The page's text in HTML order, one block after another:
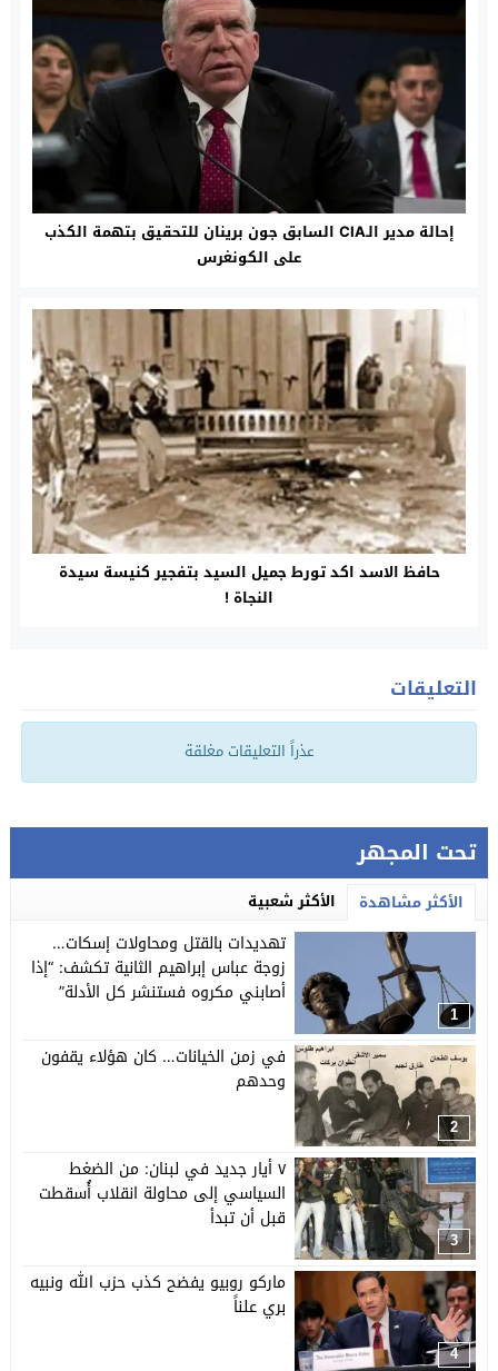
إحالة مدير الـCIA السابق جون برينان للتحقيق بتهمة الكذب
على الكونغرس
حافظ الاسد اكد تورط جميل السيد بتفجير كنيسة سيدة
النجاة !
التعليقات
عذراً التعليقات مغلقة
تحت المجهر
الأكثر مشاهدة الأكثر شعبية
1
تهديدات بالقتل ومحاولات إسكات…
زوجة عباس إبراهيم الثانية تكشف: “إذا
أصابني مكروه فستنشر كل الأدلة”
2
في زمن الخيانات… كان هؤلاء يقفون
وحدهم
3
٧ أيار جديد في لبنان: من الضغط
السياسي إلى محاولة انقلاب أُسقطت
قبل أن تبدأ
4
ماركو روبيو يفضح كذب حزب الله ونبيه
بري علناً